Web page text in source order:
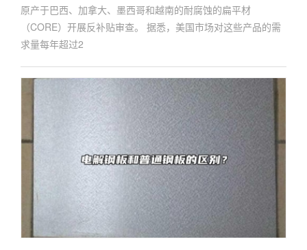
原产于巴西、加拿大、墨西哥和越南的耐腐蚀的扁平材
（CORE）开展反补贴审查。 据悉，美国市场对这些产品的需
求量每年超过2